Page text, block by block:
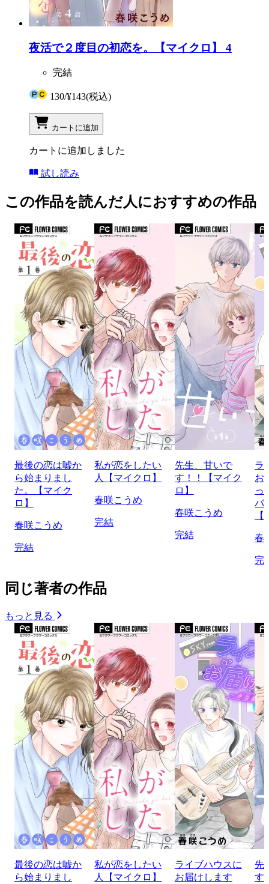
夜活で２度目の初恋を。【マイクロ】 4
完結
130/¥143(税込)
カートに追加
カートに追加しました
試し読み
この作品を読んだ人におすすめの作品
最後の恋は嘘か
ら始まりまし
た。【マイク
ロ】
春咲こうめ
完結
私が恋をしたい
人【マイクロ】
春咲こうめ
完結
先生、甘いで
す！！【マイク
ロ】
春咲こうめ
完結
ラ
お
っ
バ
春
完
同じ著者の作品
もっと見る
最後の恋は嘘か
ら始まりまし
私が恋をしたい
人【マイクロ】
ライブハウスに
お届けします
先
す